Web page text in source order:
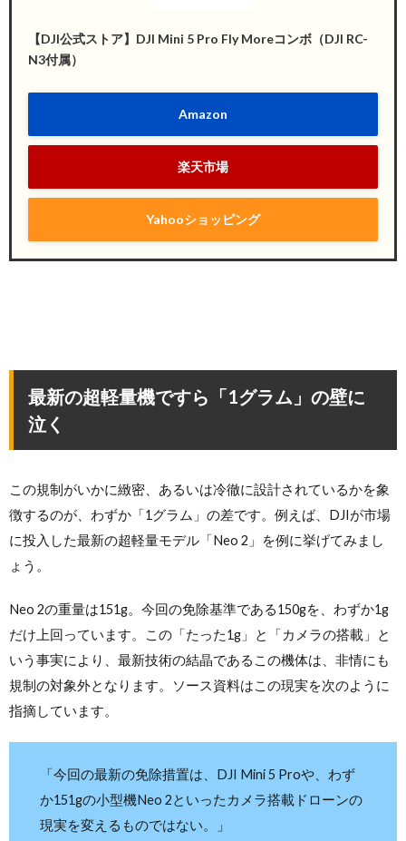
【DJI公式ストア】DJI Mini 5 Pro Fly Moreコンボ（DJI RC-
N3付属）
Amazon
楽天市場
Yahooショッピング
最新の超軽量機ですら「1グラム」の壁に
泣く
この規制がいかに緻密、あるいは冷徹に設計されているかを象
徴するのが、わずか「1グラム」の差です。例えば、DJIが市場
に投入した最新の超軽量モデル「Neo 2」を例に挙げてみまし
ょう。
Neo 2の重量は151g。今回の免除基準である150gを、わずか1g
だけ上回っています。この「たった1g」と「カメラの搭載」と
いう事実により、最新技術の結晶であるこの機体は、非情にも
規制の対象外となります。ソース資料はこの現実を次のように
指摘しています。
「今回の最新の免除措置は、DJI Mini 5 Proや、わず
か151gの小型機Neo 2といったカメラ搭載ドローンの
現実を変えるものではない。」